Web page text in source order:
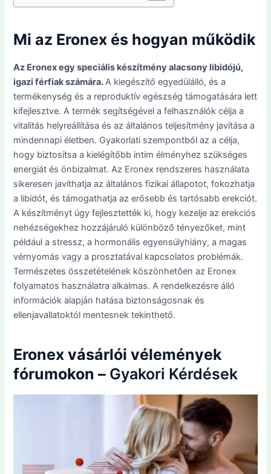
Mi az Eronex és hogyan működik
Az Eronex egy speciális készítmény alacsony libidójú,
igazi férfiak számára.A kiegészítő egyedülálló, és a
termékenység és a reproduktív egészség támogatására lett
kifejlesztve. A termék segítségével a felhasználók célja a
vitalitás helyreállítása és az általános teljesítmény javítása a
mindennapi életben. Gyakorlati szempontból az a célja,
hogy biztosítsa a kielégítőbb intim élményhez szükséges
energiát és önbizalmat. Az Eronex rendszeres használata
sikeresen javíthatja az általános fizikai állapotot, fokozhatja
a libidót, és támogathatja az erősebb és tartósabb erekciót.
A készítményt úgy fejlesztették ki, hogy kezelje az erekciós
nehézségekhez hozzájáruló különböző tényezőket, mint
például a stressz, a hormonális egyensúlyhiány, a magas
vérnyomás vagy a prosztatával kapcsolatos problémák.
Természetes összetételének köszönhetően az Eronex
folyamatos használatra alkalmas. A rendelkezésre álló
információk alapján hatása biztonságosnak és
ellenjavallatoktól mentesnek tekinthető.
Eronex vásárlói vélemények
fórumokon – Gyakori Kérdések